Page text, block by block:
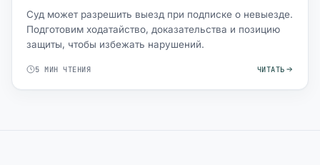
Суд может разрешить выезд при подписке о невыезде.
Подготовим ходатайство, доказательства и позицию
защиты, чтобы избежать нарушений.
5 МИН ЧТЕНИЯ ЧИТАТЬ